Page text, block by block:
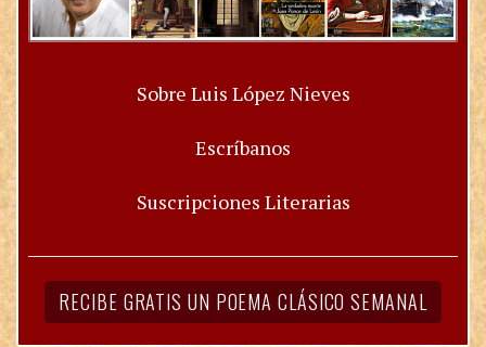
Sobre Luis López Nieves
Escríbanos
Suscripciones Literarias
RECIBE GRATIS UN POEMA CLÁSICO SEMANAL